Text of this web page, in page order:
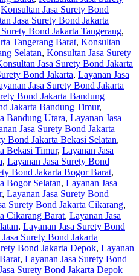
Konsultan Jasa Surety Bond
Jasa Surety Bond Jakarta
Bond Jakarta Tangerang,
Tangerang Barat, Konsultan
Selatan, Konsultan Jasa Surety
Jasa Surety Bond Jakarta
Bond Jakarta, Layanan Jasa
Jasa Surety Bond Jakarta
Bond Jakarta Bandung
Jakarta Bandung Timur,
Bandung Utara, Layanan Jasa
Jasa Surety Bond Jakarta
Bond Jakarta Bekasi Selatan,
Bekasi Timur, Layanan Jasa
, Layanan Jasa Surety Bond
Bond Jakarta Bogor Barat,
Bogor Selatan, Layanan Jasa
, Layanan Jasa Surety Bond
Surety Bond Jakarta Cikarang,
Cikarang Barat, Layanan Jasa
, Layanan Jasa Surety Bond
Surety Bond Jakarta
Bond Jakarta Depok, Layanan
, Layanan Jasa Surety Bond
Surety Bond Jakarta Depok